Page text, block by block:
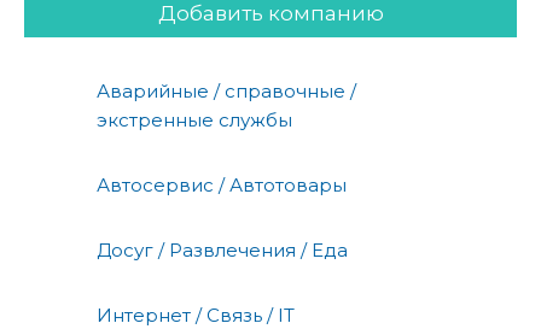
Добавить компанию
Аварийные / справочные /
экстренные службы
Автосервис / Автотовары
Досуг / Развлечения / Еда
Интернет / Связь / IT